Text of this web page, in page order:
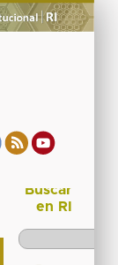
Buscar
en RI